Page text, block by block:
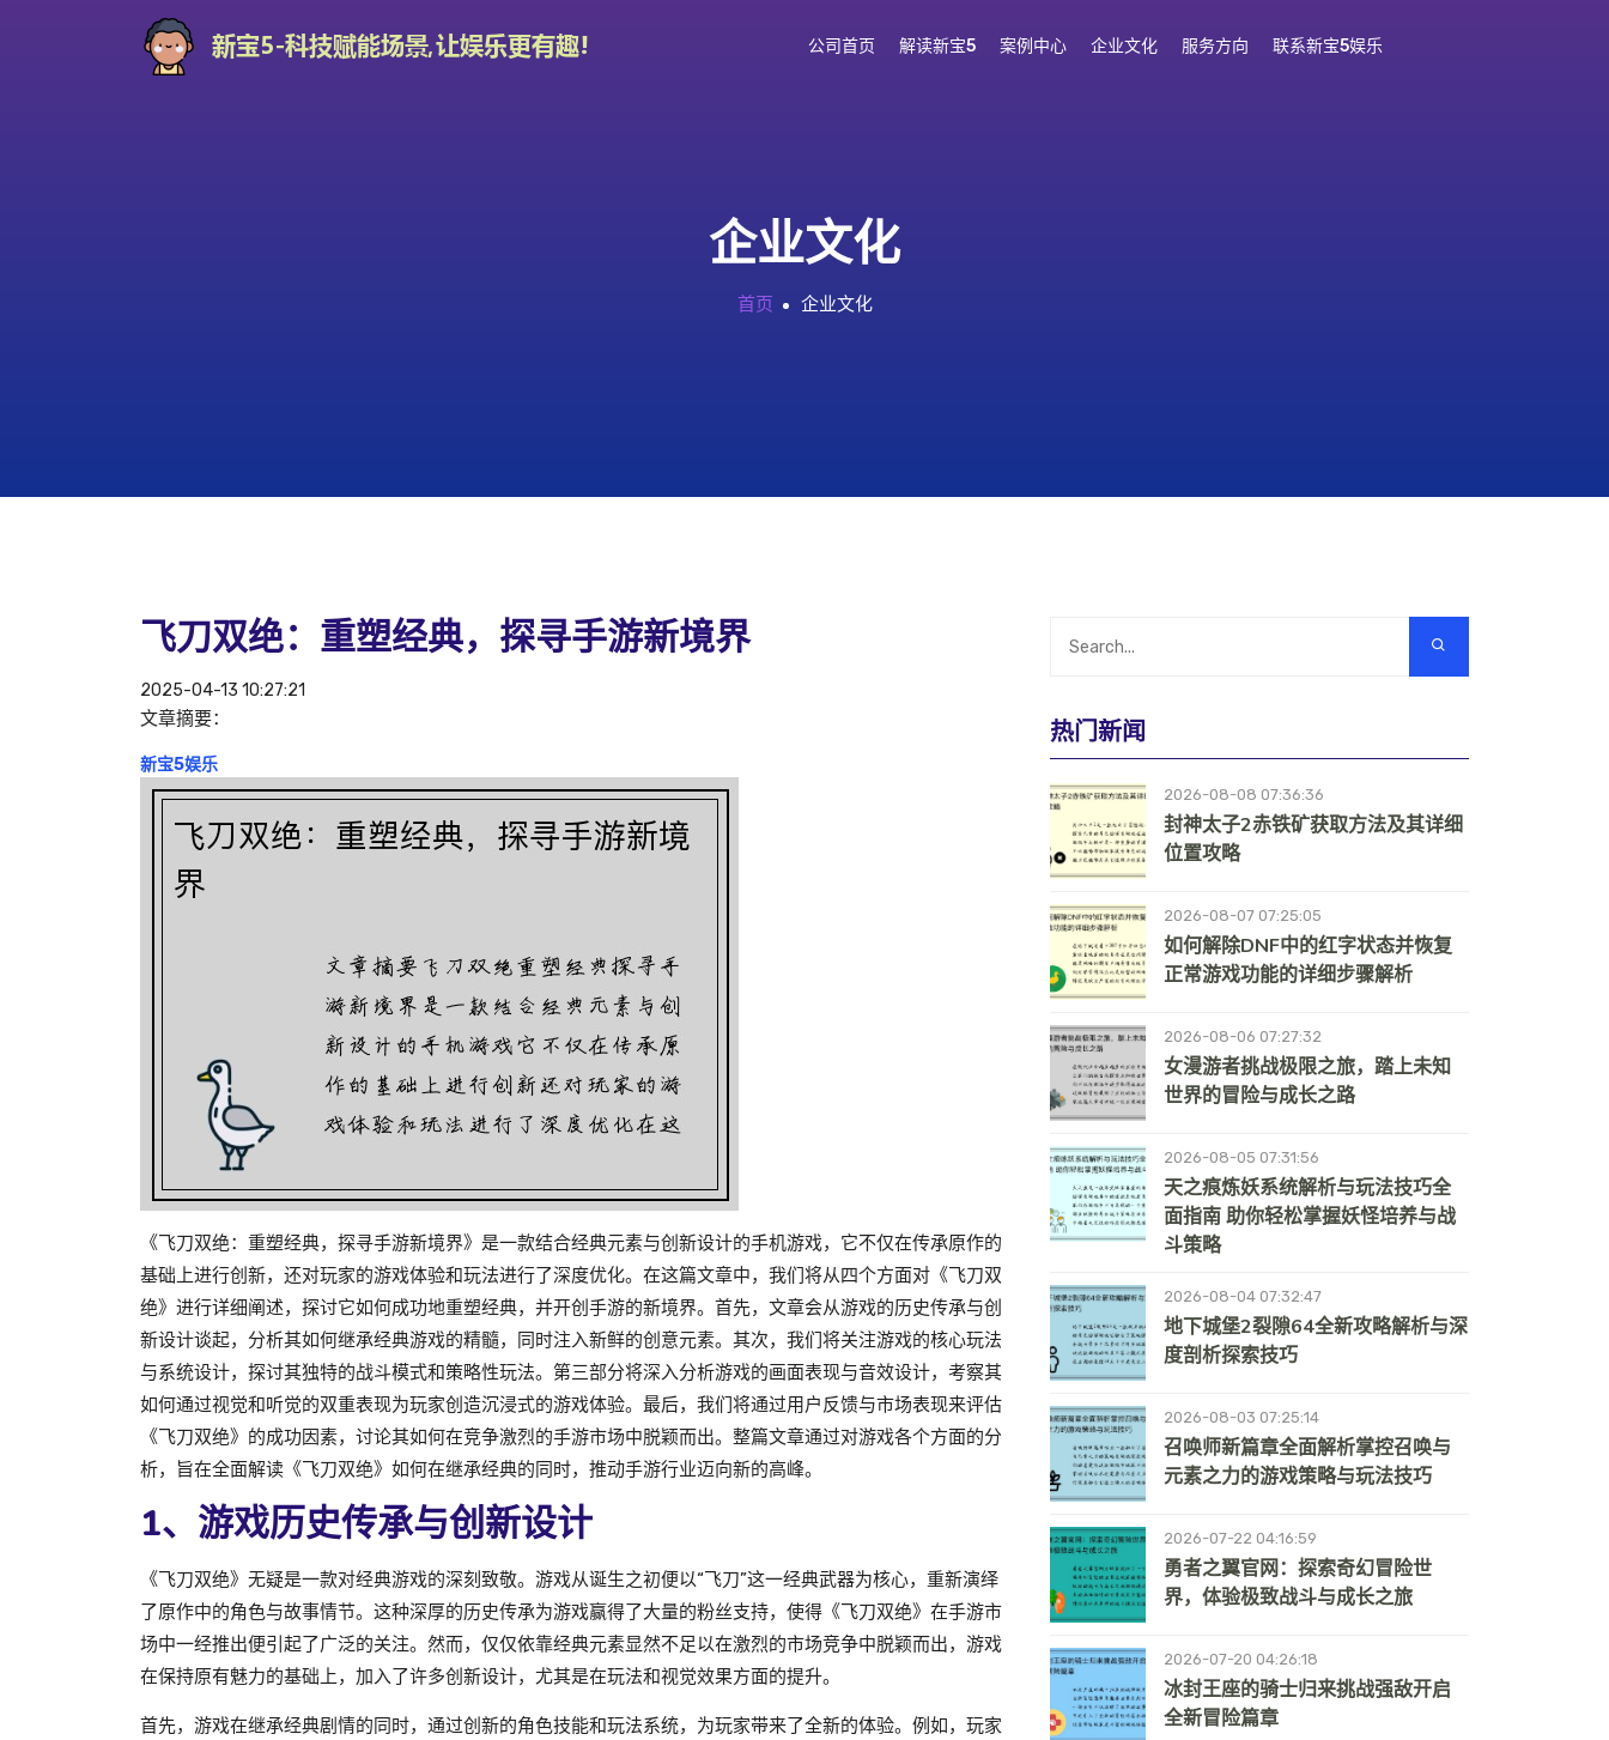
公司首页 解读新宝5 案例中心 企业文化 服务方向 联系新宝5娱乐
企业文化
首页 企业文化
飞刀双绝：重塑经典，探寻手游新境界
2025-04-13 10:27:21
文章摘要：
新宝5娱乐
《飞刀双绝：重塑经典，探寻手游新境界》是一款结合经典元素与创新设计的手机游戏，它不仅在传承原作的
基础上进行创新，还对玩家的游戏体验和玩法进行了深度优化。在这篇文章中，我们将从四个方面对《飞刀双
绝》进行详细阐述，探讨它如何成功地重塑经典，并开创手游的新境界。首先，文章会从游戏的历史传承与创
新设计谈起，分析其如何继承经典游戏的精髓，同时注入新鲜的创意元素。其次，我们将关注游戏的核心玩法
与系统设计，探讨其独特的战斗模式和策略性玩法。第三部分将深入分析游戏的画面表现与音效设计，考察其
如何通过视觉和听觉的双重表现为玩家创造沉浸式的游戏体验。最后，我们将通过用户反馈与市场表现来评估
《飞刀双绝》的成功因素，讨论其如何在竞争激烈的手游市场中脱颖而出。整篇文章通过对游戏各个方面的分
析，旨在全面解读《飞刀双绝》如何在继承经典的同时，推动手游行业迈向新的高峰。
1、游戏历史传承与创新设计
《飞刀双绝》无疑是一款对经典游戏的深刻致敬。游戏从诞生之初便以“飞刀”这一经典武器为核心，重新演绎
了原作中的角色与故事情节。这种深厚的历史传承为游戏赢得了大量的粉丝支持，使得《飞刀双绝》在手游市
场中一经推出便引起了广泛的关注。然而，仅仅依靠经典元素显然不足以在激烈的市场竞争中脱颖而出，游戏
在保持原有魅力的基础上，加入了许多创新设计，尤其是在玩法和视觉效果方面的提升。
首先，游戏在继承经典剧情的同时，通过创新的角色技能和玩法系统，为玩家带来了全新的体验。例如，玩家
热门新闻
2026-08-08 07:36:36
封神太子2赤铁矿获取方法及其详细
位置攻略
2026-08-07 07:25:05
如何解除DNF中的红字状态并恢复
正常游戏功能的详细步骤解析
2026-08-06 07:27:32
女漫游者挑战极限之旅，踏上未知
世界的冒险与成长之路
2026-08-05 07:31:56
天之痕炼妖系统解析与玩法技巧全
面指南 助你轻松掌握妖怪培养与战
斗策略
2026-08-04 07:32:47
地下城堡2裂隙64全新攻略解析与深
度剖析探索技巧
2026-08-03 07:25:14
召唤师新篇章全面解析掌控召唤与
元素之力的游戏策略与玩法技巧
2026-07-22 04:16:59
勇者之翼官网：探索奇幻冒险世
界，体验极致战斗与成长之旅
2026-07-20 04:26:18
冰封王座的骑士归来挑战强敌开启
全新冒险篇章